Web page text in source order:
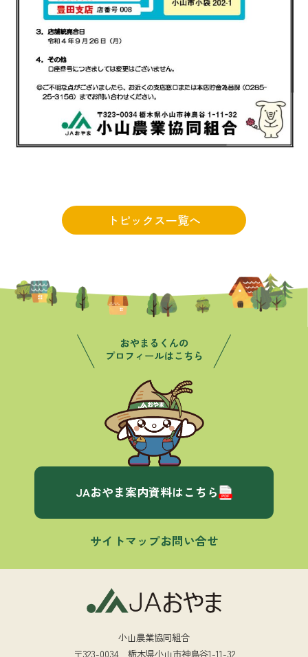
トピックス一覧へ
JAおやま案内資料はこちら
サイトマップお問い合せ
小山農業協同組合
〒323-0034 栃木県小山市神鳥谷1-11-32